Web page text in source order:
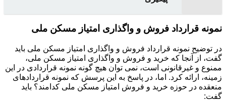
نمونه قرارداد فروش و واگذاری امتیاز مسکن ملی
در توضیح نمونه قرارداد فروش و واگذاری امتیاز مسکن ملی باید
گفت، از آنجا که خرید و فروش و واگذاری امتیاز مسکن ملی،
ممنوع و غیرقانونی است، نمی توان هیچ گونه نمونه قراردادی در این
زمینه، ارائه کرد. اما، در پاسخ به این پرسش که نمونه قراردادهای
منعقده در حوزه خرید و فروش امتیاز مسکن ملی کدامند؟ باید
گفت: